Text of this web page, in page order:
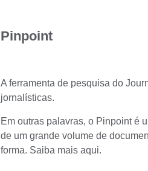
Pinpoint
A ferramenta de pesquisa do
jornalísticas.
Em outras palavras, o Pinpointé
de um grande volume de
forma. Saiba mais aqui.